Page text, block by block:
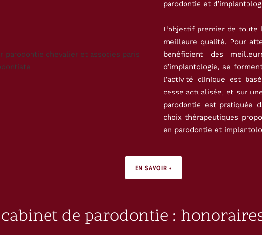
parodontie et
L’objectif premier de
meilleure qualité. Pour
bénéficient des
d’implantologie, se
l’activité clinique est
cesse actualisée, et sur
parodontie est pratiquée
choix thérapeutiques
en parodontie et
EN SAVOIR +
de parodontie :